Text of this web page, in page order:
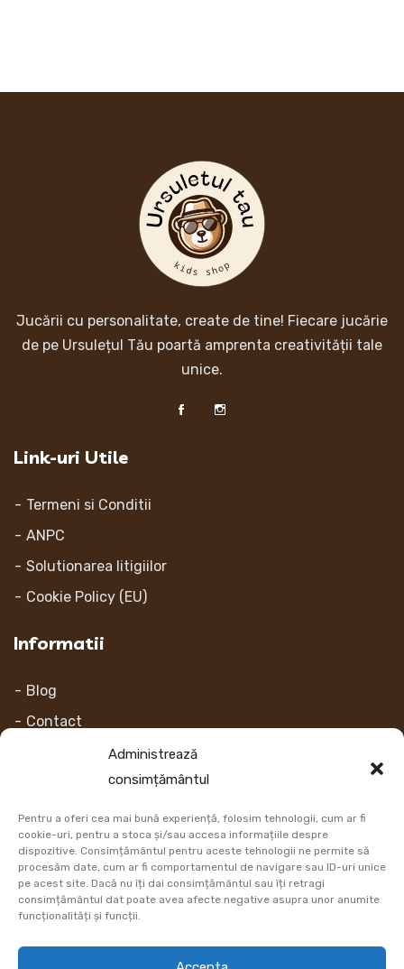
Administrează
consimțământul
Pentru a oferi cea mai bună experiență, folosim tehnologii, cum ar fi
cookie-uri, pentru a stoca și/sau accesa informațiile despre
dispozitive. Consimțământul pentru aceste tehnologii ne permite să
procesăm date, cum ar fi comportamentul de navigare sau ID-uri unice
pe acest site. Dacă nu îți dai consimțământul sau îți retragi
consimțământul dat poate avea afecte negative asupra unor anumite
funcționalități și funcții.
Jucării cu personalitate, create de tine! Fiecare jucărie
de pe Ursulețul Tău poartă amprenta creativității tale
unice.
Link-uri Utile
Termeni si Conditii
ANPC
Solutionarea litigiilor
Cookie Policy (EU)
Informatii
Blog
Contact
Link-uri
Retur
Metoda de plata